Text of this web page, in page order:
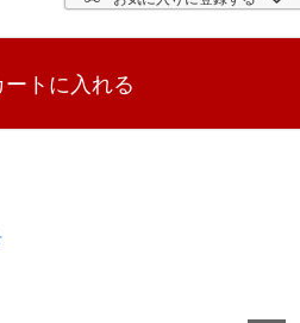
ートに入れる